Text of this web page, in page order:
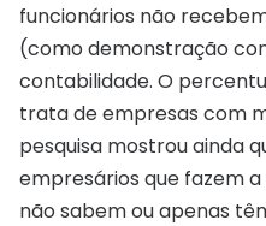
funcionários não
(como demonstração
contabilidade. O
trata de empresas com
pesquisa mostrou ainda
empresários que fazem
não sabem ou apenas